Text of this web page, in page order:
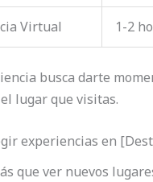
Virtual 1-2
busca darte
lugar que visitas.
experiencias en
que ver nuevos